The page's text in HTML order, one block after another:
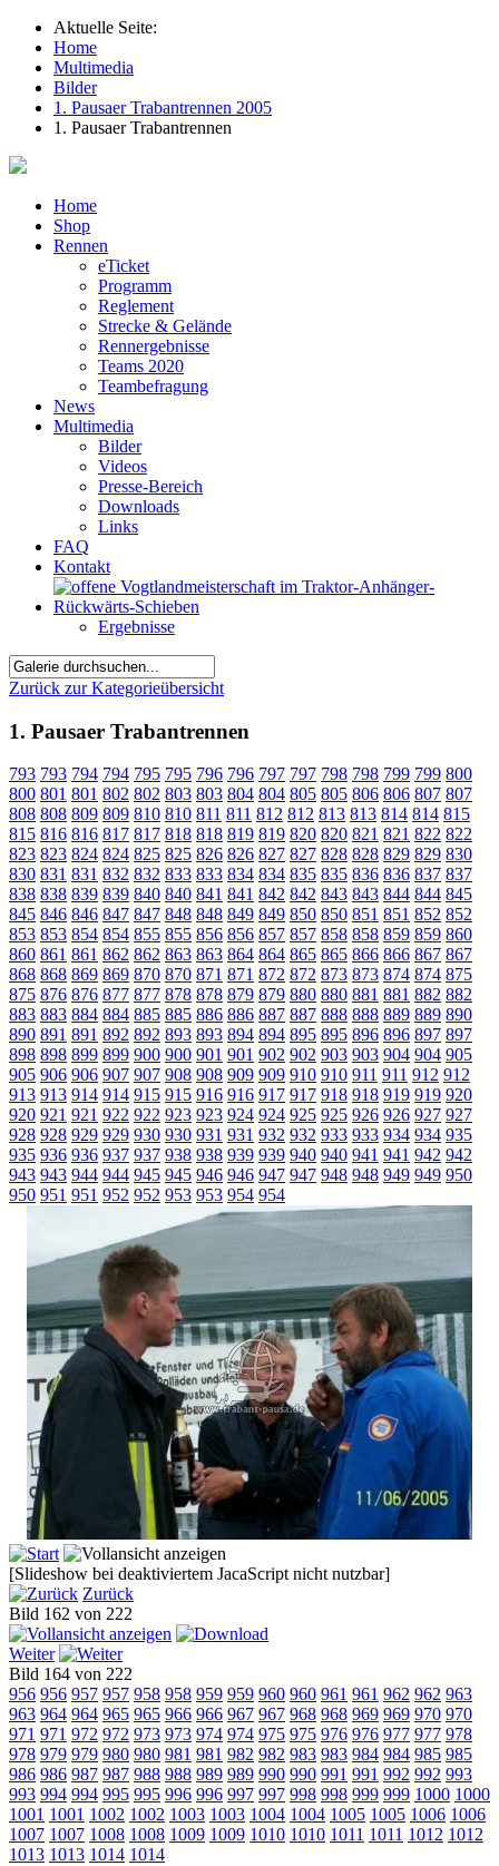
Aktuelle Seite:
Home
Multimedia
Bilder
1. Pausaer Trabantrennen 2005
1. Pausaer Trabantrennen
Home
Shop
Rennen
eTicket
Programm
Reglement
Strecke & Gelände
Rennergebnisse
Teams 2020
Teambefragung
News
Multimedia
Bilder
Videos
Presse-Bereich
Downloads
Links
FAQ
Kontakt
Ergebnisse
Zurück zur Kategorieübersicht
1. Pausaer Trabantrennen
793 793 794 794 795 795 796 796 797 797 798 798 799 799 800
800 801 801 802 802 803 803 804 804 805 805 806 806 807 807
808 808 809 809 810 810 811 811 812 812 813 813 814 814 815
815 816 816 817 817 818 818 819 819 820 820 821 821 822 822
823 823 824 824 825 825 826 826 827 827 828 828 829 829 830
830 831 831 832 832 833 833 834 834 835 835 836 836 837 837
838 838 839 839 840 840 841 841 842 842 843 843 844 844 845
845 846 846 847 847 848 848 849 849 850 850 851 851 852 852
853 853 854 854 855 855 856 856 857 857 858 858 859 859 860
860 861 861 862 862 863 863 864 864 865 865 866 866 867 867
868 868 869 869 870 870 871 871 872 872 873 873 874 874 875
875 876 876 877 877 878 878 879 879 880 880 881 881 882 882
883 883 884 884 885 885 886 886 887 887 888 888 889 889 890
890 891 891 892 892 893 893 894 894 895 895 896 896 897 897
898 898 899 899 900 900 901 901 902 902 903 903 904 904 905
905 906 906 907 907 908 908 909 909 910 910 911 911 912 912
913 913 914 914 915 915 916 916 917 917 918 918 919 919 920
920 921 921 922 922 923 923 924 924 925 925 926 926 927 927
928 928 929 929 930 930 931 931 932 932 933 933 934 934 935
935 936 936 937 937 938 938 939 939 940 940 941 941 942 942
943 943 944 944 945 945 946 946 947 947 948 948 949 949 950
950 951 951 952 952 953 953 954 954
[Slideshow bei deaktiviertem JacaScript nicht nutzbar]
Zurück
Bild 162 von 222
Weiter
Bild 164 von 222
956 956 957 957 958 958 959 959 960 960 961 961 962 962 963
963 964 964 965 965 966 966 967 967 968 968 969 969 970 970
971 971 972 972 973 973 974 974 975 975 976 976 977 977 978
978 979 979 980 980 981 981 982 982 983 983 984 984 985 985
986 986 987 987 988 988 989 989 990 990 991 991 992 992 993
993 994 994 995 995 996 996 997 997 998 998 999 999 1000 1000
1001 1001 1002 1002 1003 1003 1004 1004 1005 1005 1006 1006
1007 1007 1008 1008 1009 1009 1010 1010 1011 1011 1012 1012
1013 1013 1014 1014